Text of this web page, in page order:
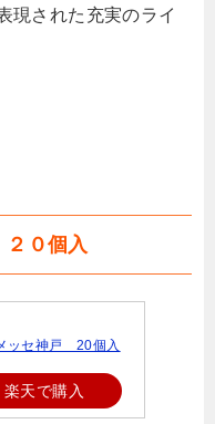
現された充実のライ
０個入
ッセ神戸 20個入
楽天で購入